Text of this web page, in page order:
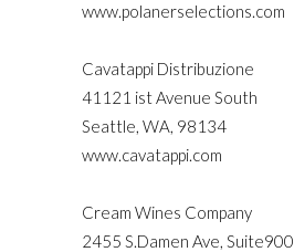
www.polanerselections.com
Cavatappi Distribuzione
41121 ist Avenue South
Seattle, WA, 98134
www.cavatappi.com
Cream Wines Company
2455 S.Damen Ave, Suite900